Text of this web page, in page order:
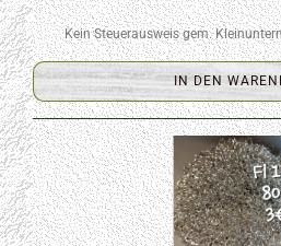
Kein Steuerausweis gem.
IN DEN